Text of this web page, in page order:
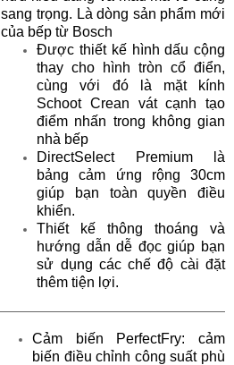
sang trọng. Là dòng sản phẩm mới
của bếp từ Bosch
Được thiết kế hình dấu cộng
thay cho hình tròn cổ điển,
cùng với đó là mặt kính
Schoot Crean vát cạnh tạo
điểm nhấn trong không gian
nhà bếp
DirectSelect Premium là
bảng cảm ứng rộng 30cm
giúp bạn toàn quyền điều
khiển.
Thiết kế thông thoáng và
hướng dẫn dễ đọc giúp bạn
sử dụng các chế độ cài đặt
thêm tiện lợi.
Cảm biến PerfectFry: cảm
biến điều chỉnh công suất phù